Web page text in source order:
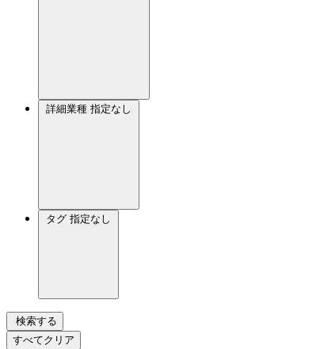
詳細業種 指定なし
タグ 指定なし
検索する
すべてクリア